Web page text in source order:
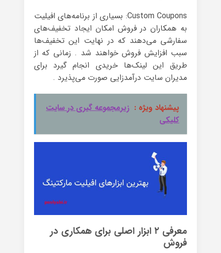
Custom Coupons: بسیاری از برنامه‌های افیلیت
به همکاران در فروش امکان ایجاد تخفیف‌های
سفارشی می‌دهند که در نهایت این تخفیف‌ها
سبب افزایش فروش خواهند شد . زمانی که از
طریق این لینک‌ها خریدی انجام گیرد برای
مدیران سایت درآمدزایی صورت می‌پذیرد .
پیشنهاد ویژه : زیرمجموعه گیری در سایت
کلیکی
معرفی ۲ ابزار اصلی برای همکاری در
فروش